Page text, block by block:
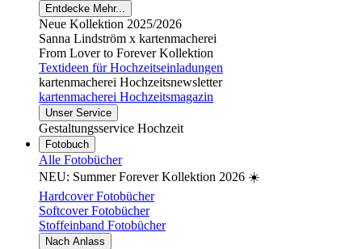
Entdecke Mehr...
Neue Kollektion 2025/2026
Sanna Lindström x kartenmacherei
From Lover to Forever Kollektion
Textideen für Hochzeitseinladungen
kartenmacherei Hochzeitsnewsletter
kartenmacherei Hochzeitsmagazin
Unser Service
Gestaltungsservice Hochzeit
Fotobuch
Alle Fotobücher
NEU: Summer Forever Kollektion 2026 ☀️
Hardcover Fotobücher
Softcover Fotobücher
Stoffeinband Fotobücher
Nach Anlass